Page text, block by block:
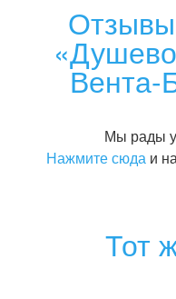
Вента-
Мы рады
Нажмите сюда и
Тот